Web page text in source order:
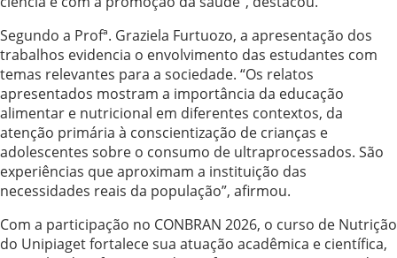
Segundo a Profª. Graziela Furtuozo, a apresentação dos
trabalhos evidencia o envolvimento das estudantes com
temas relevantes para a sociedade. “Os relatos
apresentados mostram a importância da educação
alimentar e nutricional em diferentes contextos, da
atenção primária à conscientização de crianças e
adolescentes sobre o consumo de ultraprocessados. São
experiências que aproximam a instituição das
necessidades reais da população”, afirmou.
Com a participação no CONBRAN 2026, o curso de Nutrição
do Unipiaget fortalece sua atuação acadêmica e científica,